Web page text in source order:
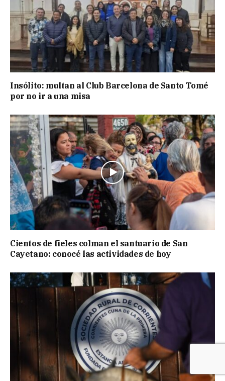
Insólito: multan al Club Barcelona de Santo Tomé
por no ir a una misa
Cientos de fieles colman el santuario de San
Cayetano: conocé las actividades de hoy